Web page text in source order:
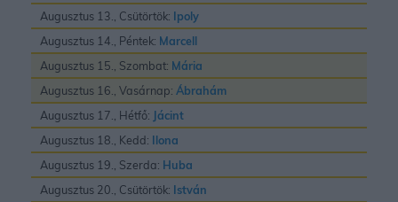
Augusztus 13., Csütörtök: Ipoly
Augusztus 14., Péntek: Marcell
Augusztus 15., Szombat: Mária
Augusztus 16., Vasárnap: Ábrahám
Augusztus 17., Hétfő: Jácint
Augusztus 18., Kedd: Ilona
Augusztus 19., Szerda: Huba
Augusztus 20., Csütörtök: István